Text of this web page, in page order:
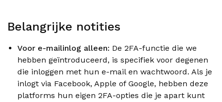
Belangrijke notities
Voor e-mailinlog alleen: De 2FA-functie die we
hebben geïntroduceerd, is specifiek voor degenen
die inloggen met hun e-mail en wachtwoord. Als je
inlogt via Facebook, Apple of Google, hebben deze
platforms hun eigen 2FA-opties die je apart kunt